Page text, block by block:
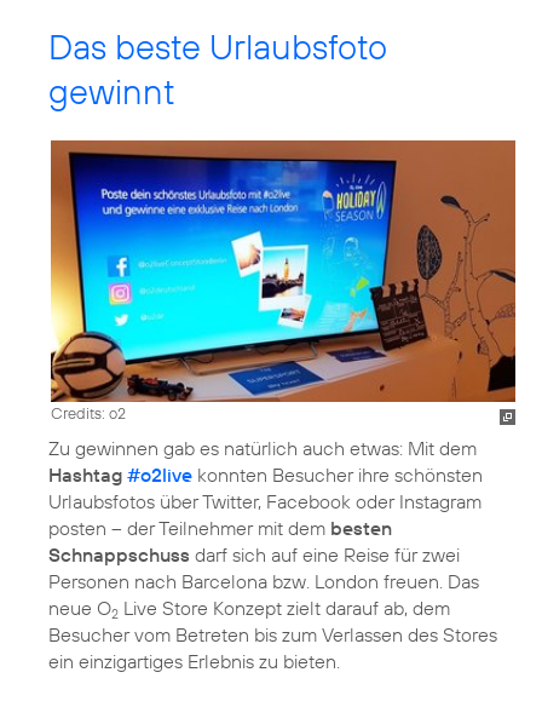
Das beste Urlaubsfoto
gewinnt
Credits: o2
Zu gewinnen gab es natürlich auch etwas: Mit dem
Hashtag #o2live konnten Besucher ihre schönsten
Urlaubsfotos über Twitter, Facebook oder Instagram
posten – der Teilnehmer mit dem besten
Schnappschuss darf sich auf eine Reise für zwei
Personen nach Barcelona bzw. London freuen. Das
neue O2 Live Store Konzept zielt darauf ab, dem
Besucher vom Betreten bis zum Verlassen des Stores
ein einzigartiges Erlebnis zu bieten.